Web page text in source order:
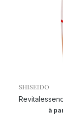
SHISEIDO
à